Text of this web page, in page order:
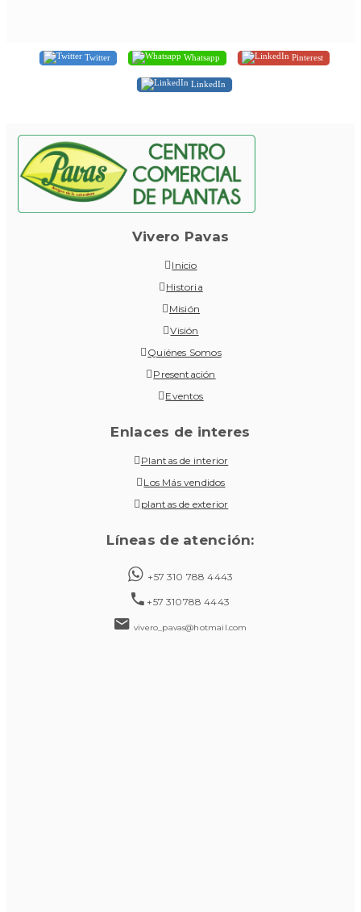
Twitter Whatsapp Pinterest
LinkedIn
Vivero Pavas
Inicio
Historia
Misión
Visión
Quiénes Somos
Presentación
Eventos
Enlaces de interes
Plantas de interior
Los Más vendidos
plantas de exterior
Líneas de atención:
+57 310 788 4443
+57 310788 4443
vivero_pavas@hotmail.com